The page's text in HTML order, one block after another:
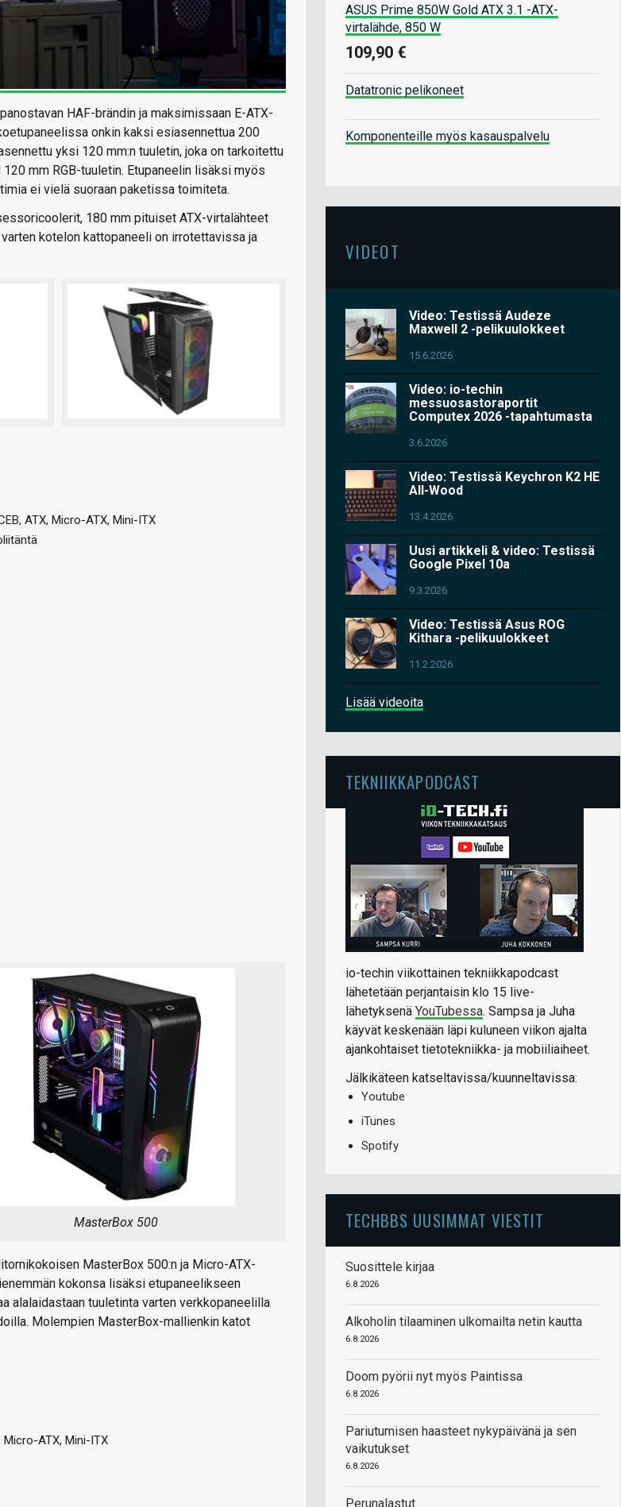
HAF-brändin ja maksimissaan E-ATX-
onkin kaksi esiasennettua 200
yksi 120 mm:n tuuletin, joka on tarkoitettu
mm RGB-tuuletin. Etupaneelin lisäksi myös
ei vielä suoraan paketissa toimiteta.
180 mm pituiset ATX-virtalähteet
kotelon kattopaneeli on irrotettavissa ja
ATX, Micro-ATX, Mini-ITX
MasterBox 500
MasterBox 500:n ja Micro-ATX-
kokonsa lisäksi etupaneelikseen
alalaidastaan tuuletinta varten verkkopaneelilla
Molempien MasterBox-mallienkin katot
Micro-ATX, Mini-ITX
ASUS Prime 850W Gold ATX 3.1 -ATX-
virtalähde, 850 W
109,90 €
Datatronic pelikoneet
Komponenteille myös kasauspalvelu
VIDEOT
Video: Testissä Audeze
Maxwell 2 -pelikuulokkeet
15.6.2026
Video: io-techin
messuosastoraportit
Computex 2026 -tapahtumasta
3.6.2026
Video: Testissä Keychron K2 HE
All-Wood
13.4.2026
Uusi artikkeli & video: Testissä
Google Pixel 10a
9.3.2026
Video: Testissä Asus ROG
Kithara -pelikuulokkeet
11.2.2026
Lisää videoita
TEKNIIKKAPODCAST
io-techin viikottainen tekniikkapodcast
lähetetään perjantaisin klo 15 live-
lähetyksenä YouTubessa. Sampsa ja Juha
käyvät keskenään läpi kuluneen viikon ajalta
ajankohtaiset tietotekniikka- ja mobiiliaiheet.
Jälkikäteen katseltavissa/kuunneltavissa:
Youtube
iTunes
Spotify
TECHBBS UUSIMMAT VIESTIT
Suosittele kirjaa
6.8.2026
Alkoholin tilaaminen ulkomailta netin kautta
6.8.2026
Doom pyörii nyt myös Paintissa
6.8.2026
Pariutumisen haasteet nykypäivänä ja sen
vaikutukset
6.8.2026
Perunalastut